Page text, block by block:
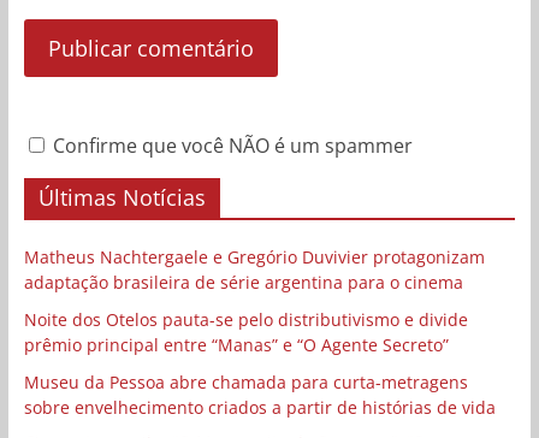
Confirme que você NÃO é um spammer
Últimas Notícias
Matheus Nachtergaele e Gregório Duvivier protagonizam
adaptação brasileira de série argentina para o cinema
Noite dos Otelos pauta-se pelo distributivismo e divide
prêmio principal entre “Manas” e “O Agente Secreto”
Museu da Pessoa abre chamada para curta-metragens
sobre envelhecimento criados a partir de histórias de vida